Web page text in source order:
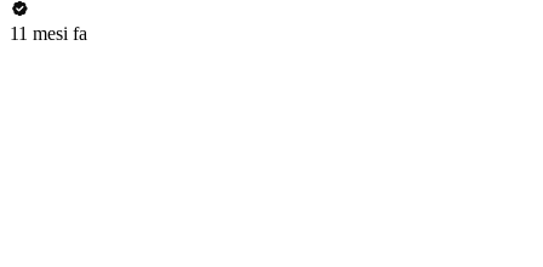
11 mesi fa